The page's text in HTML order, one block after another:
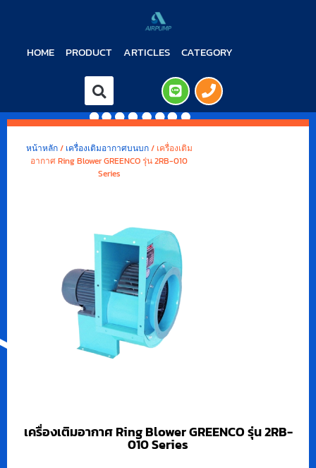
HOME PRODUCT ARTICLES CATEGORY
หน้าหลัก/ เครื่องเติมอากาศบนบก/ เครื่องเติม
อากาศ Ring Blower GREENCO รุ่น 2RB-010
Series
เครื่องเติมอากาศ Ring Blower GREENCO รุ่น 2RB-
010 Series